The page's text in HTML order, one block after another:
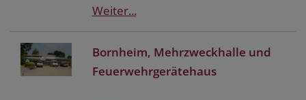
Weiter...
Bornheim, Mehrzweckhalle und
Feuerwehrgerätehaus